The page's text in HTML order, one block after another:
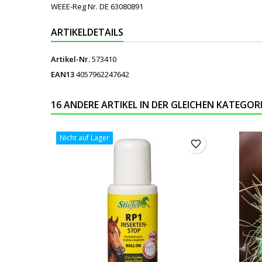
WEEE-Reg Nr. DE 63080891
ARTIKELDETAILS
Artikel-Nr.573410
EAN134057962247642
16 ANDERE ARTIKEL IN DER GLEICHEN
Nicht auf Lager
favorite_border